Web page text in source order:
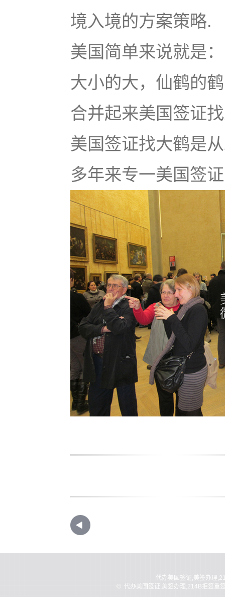
境入境的方案策略.
美国简单来说就是
大小的大，仙鹤的
合并起来美国签证
美国签证找大鹤是
多年来专一美国签
代办美国签证,美签办理
代办美国签证,美签办理,214B拒签重